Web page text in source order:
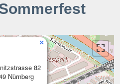
82
Nürnberg
×